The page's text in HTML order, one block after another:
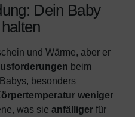
Dein Baby
und Wärme, aber er
beim
besonders
weniger
was sie anfälliger für